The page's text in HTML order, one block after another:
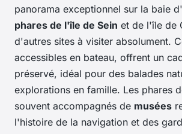
panorama exceptionnel sur la baie
phares de l'île de Sein et de l'île de
d'autres sites à visiter absolument.
accessibles en bateau, offrent un
préservé, idéal pour des balades
explorations en famille. Les phares
souvent accompagnés de musées
l'histoire de la navigation et des